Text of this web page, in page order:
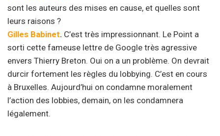
sont les auteurs des mises en cause, et quelles sont
leurs raisons ?
Gilles Babinet. C’est très impressionnant. Le Point a
sorti cette fameuse lettre de Google très agressive
envers Thierry Breton. Oui on a un problème. On devrait
durcir fortement les règles du lobbying. C’est en cours
à Bruxelles. Aujourd’hui on condamne moralement
l’action des lobbies, demain, on les condamnera
légalement.